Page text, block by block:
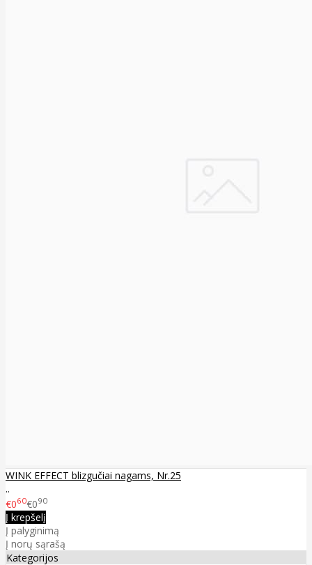
WINK EFFECT blizgučiai nagams, Nr.25
..
€060€090
Į krepšelį
Į palyginimą
Į norų sąrašą
Kategorijos